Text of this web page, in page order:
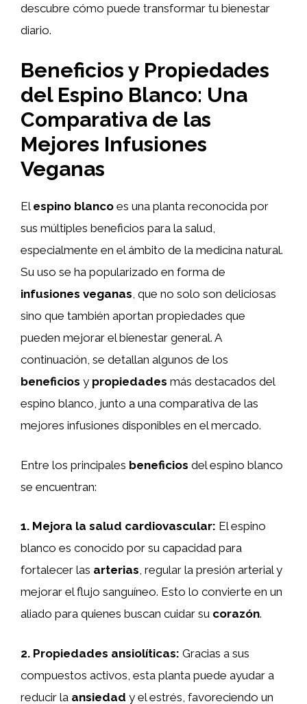
descubre cómo puede transformar tu bienestar
diario.
Beneficios y Propiedades
del Espino Blanco: Una
Comparativa de las
Mejores Infusiones
Veganas
El espino blanco es una planta reconocida por
sus múltiples beneficios para la salud,
especialmente en el ámbito de la medicina natural.
Su uso se ha popularizado en forma de
infusiones veganas, que no solo son deliciosas
sino que también aportan propiedades que
pueden mejorar el bienestar general. A
continuación, se detallan algunos de los
beneficios y propiedades más destacados del
espino blanco, junto a una comparativa de las
mejores infusiones disponibles en el mercado.
Entre los principales beneficios del espino blanco
se encuentran:
1. Mejora la salud cardiovascular: El espino
blanco es conocido por su capacidad para
fortalecer las arterias, regular la presión arterial y
mejorar el flujo sanguíneo. Esto lo convierte en un
aliado para quienes buscan cuidar su corazón.
2. Propiedades ansiolíticas: Gracias a sus
compuestos activos, esta planta puede ayudar a
reducir la ansiedad y el estrés, favoreciendo un